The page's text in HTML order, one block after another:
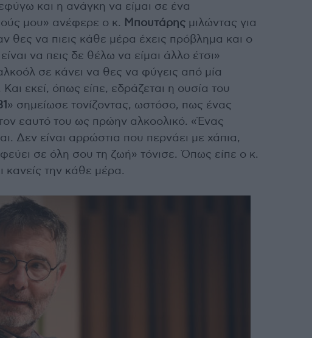
και η ανάγκη να είμαι σε ένα
μου» ανέφερε ο κ.
Μπουτάρης μιλώντας για
θες να πιεις κάθε μέρα έχεις πρόβλημα και ο
να πεις δε θέλω να είμαι άλλο έτσι»
σε κάνει να θες να φύγεις από μία
εκεί, όπως είπε, εδράζεται η ουσία του
» σημείωσε τονίζοντας, ωστόσο, πως ένας
εαυτό του ως πρώην αλκοολικό. «Ένας
Δεν είναι αρρώστια που περνάει με χάπια,
σε όλη σου τη ζωή» τόνισε. Όπως είπε ο κ.
κανείς την κάθε μέρα.